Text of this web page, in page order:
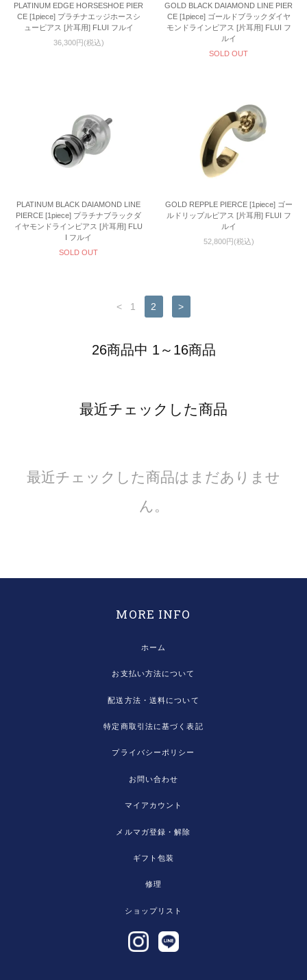
PLATINUM EDGE HORSESHOE PIER
CE [1piece] プラチナエッジホースシ
ューピアス [片耳用] FLUI フルイ
36,300円(税込)
GOLD BLACK DAIAMOND LINE PIER
CE [1piece] ゴールドブラックダイヤ
モンドラインピアス [片耳用] FLUI フ
ルイ
SOLD OUT
PLATINUM BLACK DAIAMOND LINE
PIERCE [1piece] プラチナブラックダ
イヤモンドラインピアス [片耳用] FLU
I フルイ
SOLD OUT
GOLD REPPLE PIERCE [1piece] ゴー
ルドリップルピアス [片耳用] FLUI フ
ルイ
52,800円(税込)
< 1 2 >
26商品中 1～16商品
最近チェックした商品
最近チェックした商品はまだありませ
ん。
MORE INFO
ホーム
お支払い方法について
配送方法・送料について
特定商取引法に基づく表記
プライバシーポリシー
お問い合わせ
マイアカウント
メルマガ登録・解除
ギフト包装
修理
ショップリスト